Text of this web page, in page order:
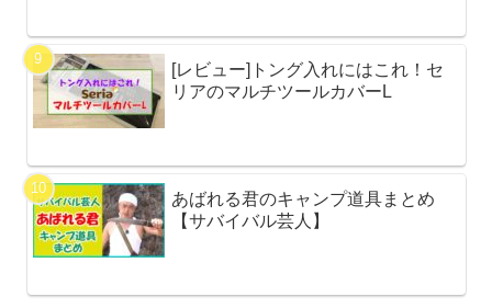
[レビュー]トング入れにはこれ！セ
リアのマルチツールカバーL
あばれる君のキャンプ道具まとめ
【サバイバル芸人】